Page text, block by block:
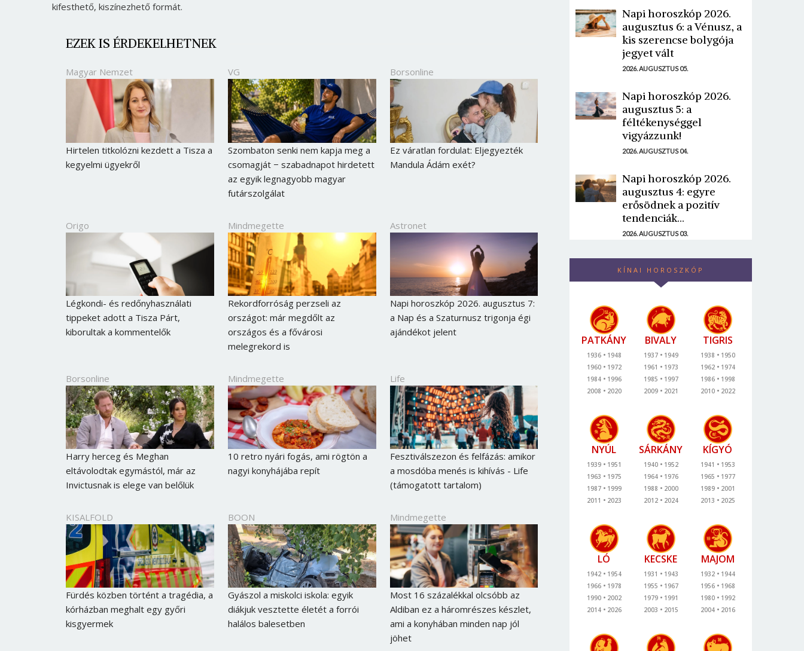
kifesthető, kiszínezhető formát.
EZEK IS ÉRDEKELHETNEK
Magyar Nemzet
Hirtelen titkolózni kezdett a Tisza a
kegyelmi ügyekről
VG
Szombaton senki nem kapja meg a
csomagját − szabadnapot hirdetett
az egyik legnagyobb magyar
futárszolgálat
Borsonline
Ez váratlan fordulat: Eljegyezték
Mandula Ádám exét?
Origo
Légkondi- és redőnyhasználati
tippeket adott a Tisza Párt,
kiborultak a kommentelők
Mindmegette
Rekordforróság perzseli az
országot: már megdőlt az
országos és a fővárosi
melegrekord is
Astronet
Napi horoszkóp 2026. augusztus 7:
a Nap és a Szaturnusz trigonja égi
ajándékot jelent
Borsonline
Harry herceg és Meghan
eltávolodtak egymástól, már az
Invictusnak is elege van belőlük
Mindmegette
10 retro nyári fogás, ami rögtön a
nagyi konyhájába repít
Life
Fesztiválszezon és felfázás: amikor
a mosdóba menés is kihívás - Life
(támogatott tartalom)
KISALFOLD
Fürdés közben történt a tragédia, a
kórházban meghalt egy győri
kisgyermek
BOON
Gyászol a miskolci iskola: egyik
diákjuk vesztette életét a forrói
halálos balesetben
Mindmegette
Most 16 százalékkal olcsóbb az
Aldiban ez a háromrészes készlet,
ami a konyhában minden nap jól
jöhet
Napi horoszkóp 2026.
augusztus 6: a Vénusz, a
kis szerencse bolygója
jegyet vált
2026. AUGUSZTUS 05.
Napi horoszkóp 2026.
augusztus 5: a
féltékenységgel
vigyázzunk!
2026. AUGUSZTUS 04.
Napi horoszkóp 2026.
augusztus 4: egyre
erősödnek a pozitív
tendenciák...
2026. AUGUSZTUS 03.
KÍNAI HOROSZKÓP
PATKÁNY
1936
1948
1960
1972
1984
1996
2008
2020
BIVALY
1937
1949
1961
1973
1985
1997
2009
2021
TIGRIS
1938
1950
1962
1974
1986
1998
2010
2022
NYÚL
1939
1951
1963
1975
1987
1999
2011
2023
SÁRKÁNY
1940
1952
1964
1976
1988
2000
2012
2024
KÍGYÓ
1941
1953
1965
1977
1989
2001
2013
2025
LÓ
1942
1954
1966
1978
1990
2002
2014
2026
KECSKE
1931
1943
1955
1967
1979
1991
2003
2015
MAJOM
1932
1944
1956
1968
1980
1992
2004
2016
Borsonline bejelentkezés
E-mail cím vagy felhasználónév